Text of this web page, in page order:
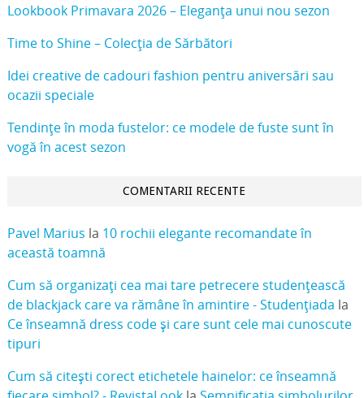
Lookbook Primavara 2026 – Eleganța unui nou sezon
Time to Shine – Colecția de Sărbători
Idei creative de cadouri fashion pentru aniversări sau
ocazii speciale
Tendințe în moda fustelor: ce modele de fuste sunt în
vogă în acest sezon
COMENTARII RECENTE
Pavel Marius la 10 rochii elegante recomandate în
această toamnă
Cum să organizați cea mai tare petrecere studențească
de blackjack care va rămâne în amintire - Studențiada la
Ce înseamnă dress code și care sunt cele mai cunoscute
tipuri
Cum să citești corect etichetele hainelor: ce înseamnă